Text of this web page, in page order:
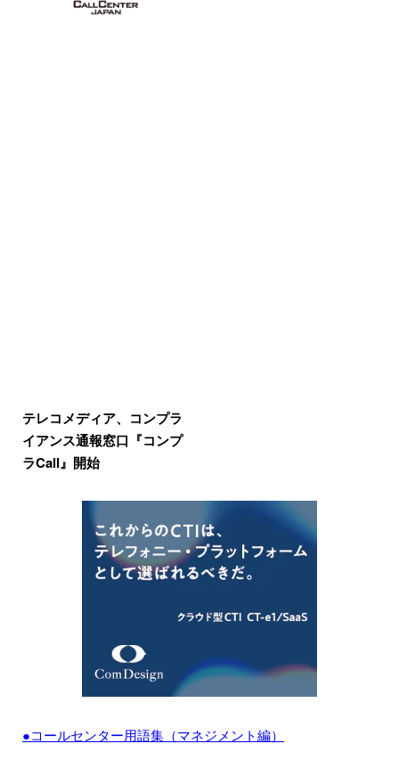
テレコメディア、コンプラ
イアンス通報窓口『コンプ
ラCall』開始
●コールセンター用語集（マネジメント編）